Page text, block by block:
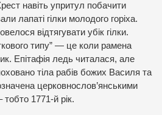
навіть упритул побачити
лапаті гілки молодого горіха.
відтягувати убік гілки.
типу” — це коли рамена
Епітафія ледь читалася, але
тіла рабів божих Василя та
церковнослов’янськими
тобто 1771-й рік.